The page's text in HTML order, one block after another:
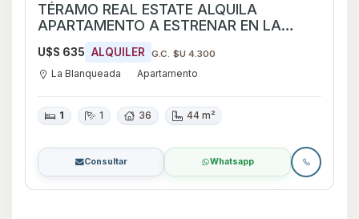
TÉRAMO REAL ESTATE ALQUILA
APARTAMENTO A ESTRENAR EN LA
BLANQUEADA
U$S 635 ALQUILER G.C. $U 4.300
La Blanqueada Apartamento
1 1 36 44 m²
Consultar Whatsapp